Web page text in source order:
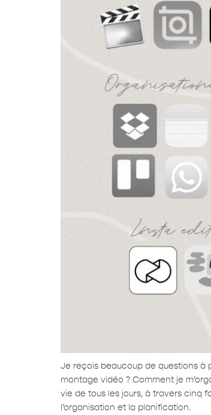
Je reçois beaucoup de questions à
montage vidéo ? Comment je
vie de tous les jours, à travers cinq
l’organisation et la planification.